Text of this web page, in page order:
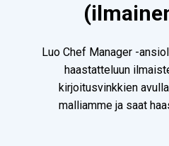
Luo Chef Manager -
haastatteluun
kirjoitusvinkkien
malliamme ja saat